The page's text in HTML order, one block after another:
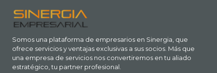
Somos una plataforma de empresarios en Sinergia, que
ofrece servicios y ventajas exclusivas a sus socios. Más que
una empresa de servicios nos convertiremos en tu aliado
estratégico, tu partner profesional.